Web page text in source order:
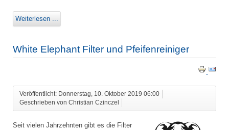
Weiterlesen ...
White Elephant Filter und Pfeifenreiniger
Veröffentlicht: Donnerstag, 10. Oktober 2019 06:00
Geschrieben von Christian Czinczel
Seit vielen Jahrzehnten gibt es die Filter